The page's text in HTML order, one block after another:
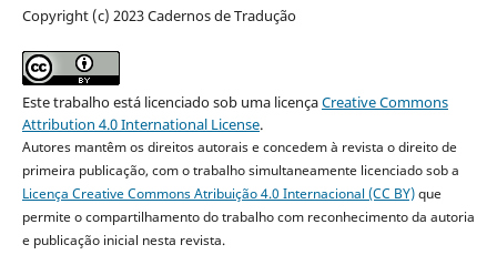
Copyright (c) 2023 Cadernos de Tradução
Este trabalho está licenciado sob uma licençaCreative Commons
Attribution 4.0 International License.
Autores mantêm os direitos autorais e concedem à revista o direito de
primeira publicação, com o trabalho simultaneamente licenciado sob a
Licença Creative Commons Atribuição 4.0 Internacional (CC BY)que
permite o compartilhamento do trabalho com reconhecimento da autoria
e publicação inicial nesta revista.